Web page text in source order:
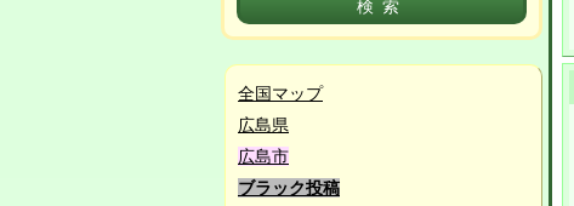
全国マップ
広島県
広島市
ブラック投稿